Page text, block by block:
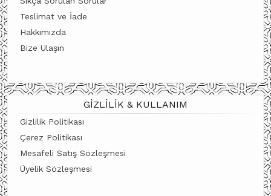
Teslimat ve İade
Hakkımızda
Bize Ulaşın
GIZLILIK & KULLANIM
Gizlilik Politikası
Çerez Politikası
Mesafeli Satış Sözleşmesi
Üyelik Sözleşmesi